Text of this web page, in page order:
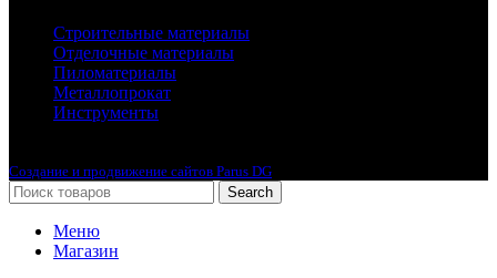
Строительные материалы
Отделочные материалы
Пиломатериалы
Металлопрокат
Инструменты
Создание и продвижение сайтов Parus DG
Search
Меню
Магазин